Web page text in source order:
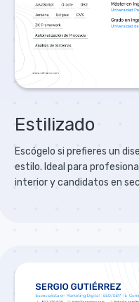
Estilizado
Escógelo si prefieres un
estilo. Ideal para
interior y candidatos en